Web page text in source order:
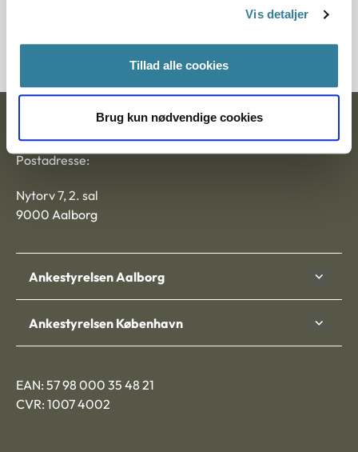
Vis detaljer
Tillad alle cookies
Brug kun nødvendige cookies
Ankestyrelsen
Postadresse:
Nytorv 7, 2. sal
9000 Aalborg
Ankestyrelsen Aalborg
Ankestyrelsen København
EAN: 57 98 000 35 48 21
CVR: 1007 4002